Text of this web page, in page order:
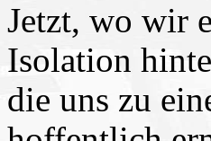
Jetzt, wo wir
Isolation
die uns zu